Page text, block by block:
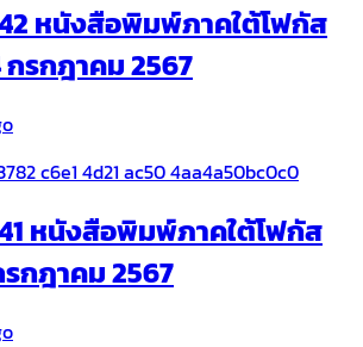
หนังสือพิมพ์ภาคใต้โฟกัส
รกฎาคม 2567
หนังสือพิมพ์ภาคใต้โฟกัส
กฎาคม 2567